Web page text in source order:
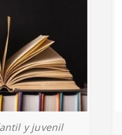
y juvenil